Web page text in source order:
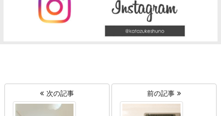
次の記事 前の記事